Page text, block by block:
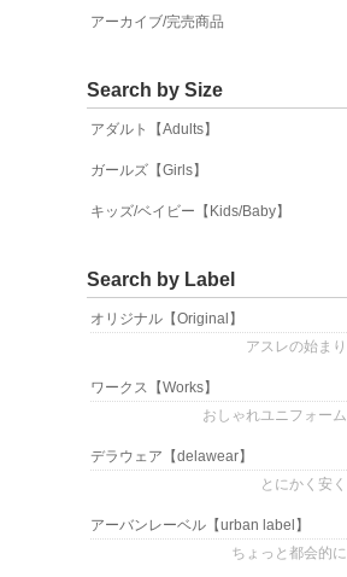
アーカイブ/完売商品
Search by Size
アダルト【Adults】
ガールズ【Girls】
キッズ/ベイビー【Kids/Baby】
Search by Label
オリジナル 【Original】
アスレの始まり
ワークス 【Works】
おしゃれユニフォーム
デラウェア 【delawear】
とにかく安く
アーバンレーベル 【urban label】
ちょっと都会的に